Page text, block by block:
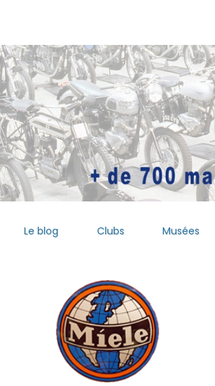
Le blog Clubs Musées